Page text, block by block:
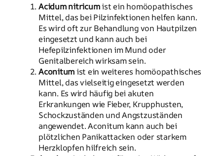
Acidum nitricumist ein homöopathisches
Mittel, das bei Pilzinfektionen helfen kann.
Es wird oft zur Behandlung von Hautpilzen
eingesetzt und kann auch bei
Hefepilzinfektionen im Mund oder
Genitalbereich wirksam sein.
Aconitumist ein weiteres homöopathisches
Mittel, das vielseitig eingesetzt werden
kann. Es wird häufig bei akuten
Erkrankungen wie Fieber, Krupphusten,
Schockzuständen und Angstzuständen
angewendet. Aconitum kann auch bei
plötzlichen Panikattacken oder starkem
Herzklopfen hilfreich sein.